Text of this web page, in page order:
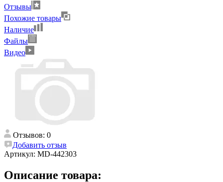
Отзывы
Похожие товары
Наличие
Файлы
Видео
Отзывов: 0
Добавить отзыв
Артикул: MD-442303
Описание товара: